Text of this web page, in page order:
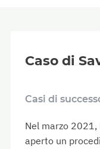
Caso di
Casi di
Nel marzo 2021,
aperto un